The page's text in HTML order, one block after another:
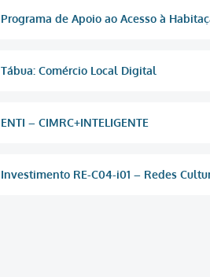
Programa de Apoio ao Acesso à
Tábua: Comércio Local Digital
ENTI – CIMRC+INTELIGENTE
Investimento RE-C04-i01 – Redes